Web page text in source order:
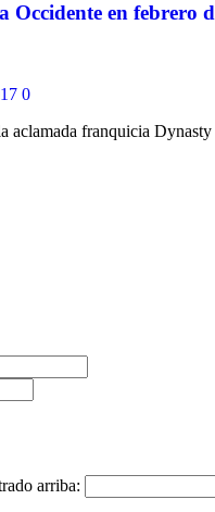
en febrero
0
aclamada franquicia
arriba: